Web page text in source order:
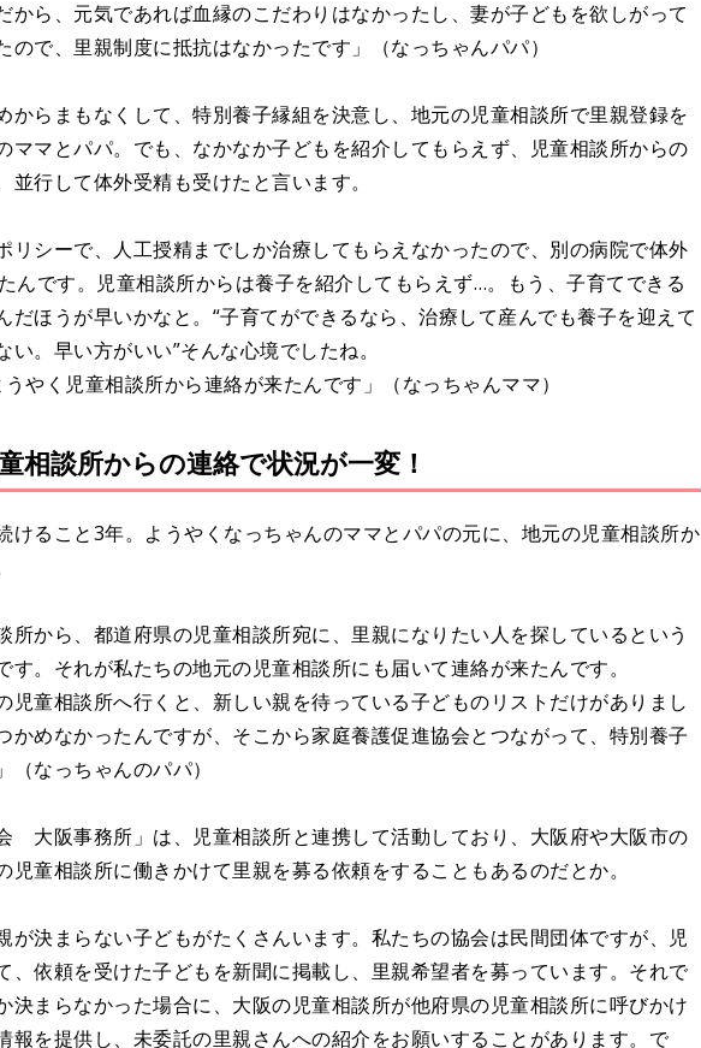
から、元気であれば血縁のこだわりはなかったし、妻が子どもを欲しがって
ので、里親制度に抵抗はなかったです」（なっちゃんパパ）
からまもなくして、特別養子縁組を決意し、地元の児童相談所で里親登録を
ママとパパ。でも、なかなか子どもを紹介してもらえず、児童相談所からの
並行して体外受精も受けたと言います。
リシーで、人工授精までしか治療してもらえなかったので、別の病院で体外
んです。児童相談所からは養子を紹介してもらえず…。もう、子育てできる
だほうが早いかなと。“子育てができるなら、治療して産んでも養子を迎えて
い。早い方がいい”そんな心境でしたね。
やく児童相談所から連絡が来たんです」（なっちゃんママ）
相談所からの連絡で状況が一変！
けること3年。ようやくなっちゃんのママとパパの元に、地元の児童相談所か
所から、都道府県の児童相談所宛に、里親になりたい人を探しているという
す。それが私たちの地元の児童相談所にも届いて連絡が来たんです。
児童相談所へ行くと、新しい親を待っている子どものリストだけがありまし
かめなかったんですが、そこから家庭養護促進協会とつながって、特別養子
なっちゃんのパパ）
大阪事務所」は、児童相談所と連携して活動しており、大阪府や大阪市の
児童相談所に働きかけて里親を募る依頼をすることもあるのだとか。
が決まらない子どもがたくさんいます。私たちの協会は民間団体ですが、児
、依頼を受けた子どもを新聞に掲載し、里親希望者を募っています。それで
決まらなかった場合に、大阪の児童相談所が他府県の児童相談所に呼びかけ
報を提供し、未委託の里親さんへの紹介をお願いすることがあります。で